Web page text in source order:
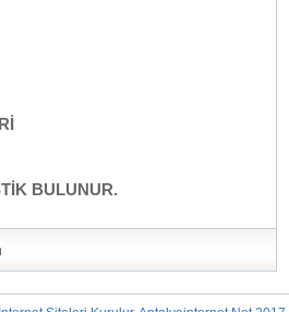
BULUNUR.